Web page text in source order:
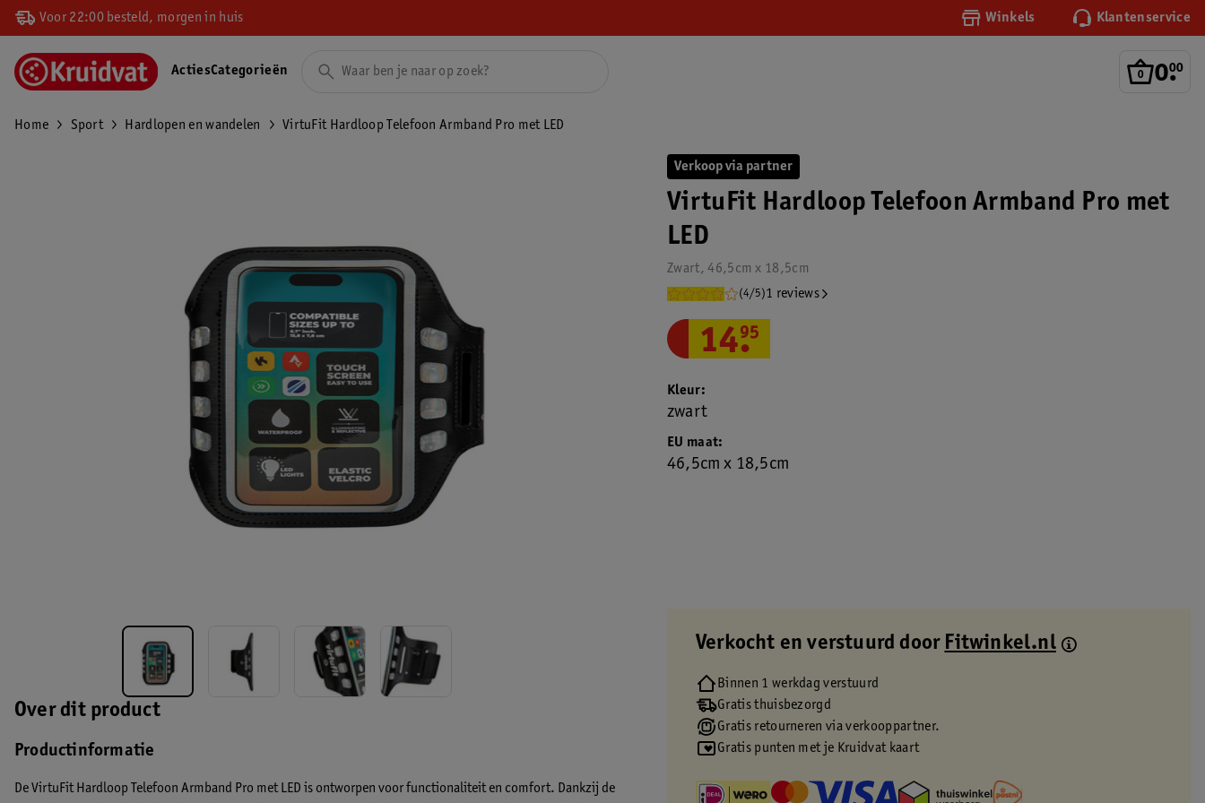
Voor 22:00 besteld, morgen in huis Winkels Klantenservice
0.
00
ActiesCategorieën
Home Sport Hardlopen en wandelen VirtuFit Hardloop Telefoon Armband Pro met LED
Over dit product
Productinformatie
De VirtuFit Hardloop Telefoon Armband Pro met LED is ontworpen voor functionaliteit en comfort. Dankzij de
Verkoop via partner
VirtuFit Hardloop Telefoon Armband Pro met
LED
Zwart, 46,5cm x 18,5cm
(4/5)1 reviews
14.
95
EU maat
46,5cm x 18,5cm
Kleur
zwart
Verkocht en verstuurd door Fitwinkel.nl
Binnen 1 werkdag verstuurd
Gratis thuisbezorgd
Gratis retourneren via verkooppartner.
Gratis punten met je Kruidvat kaart